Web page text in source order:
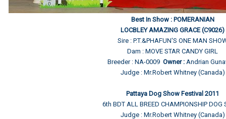
Best In Show : POMERANIAN
LOCBLEY AMAZING GRACE (C9026)
Sire : P.T.&PHAFUN'S ONE MAN
Dam : MOVE STAR CANDY GIRL
Breeder : NA-0009 Owner : Andrian
Judge : Mr.Robert Whitney (Canada)
Pattaya Dog Show Festival 2011
6th BDT ALL BREED CHAMPIONSHIP DOG
Judge : Mr.Robert Whitney (Canada)